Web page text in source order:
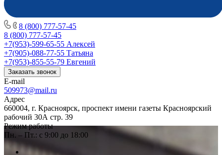
8 (800) 777-57-45
8 (800) 777-57-45
+7(953)-599-65-55 Алексей
+7(905)-088-77-55 Татьяна
+7(953)-855-55-79 Евгений
Заказать звонок
E-mail
509973@mail.ru
Адрес
660004, г. Красноярск, проспект имени газеты Красноярский
рабочий 30А стр. 39
Режим работы
Пн. – Пт.: с 9:00 до 18:00